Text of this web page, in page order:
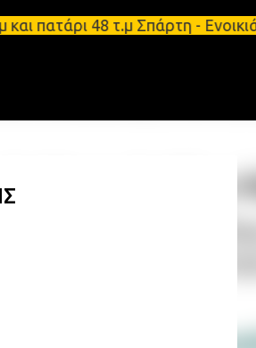
περιεχόμενο48 τ.μ Σπάρτη -